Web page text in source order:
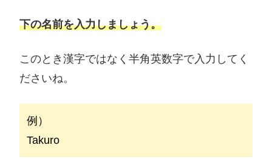
下の名前を入力しましょう。
このとき漢字ではなく半角英数字で入力してく
ださいね。
例）
Takuro